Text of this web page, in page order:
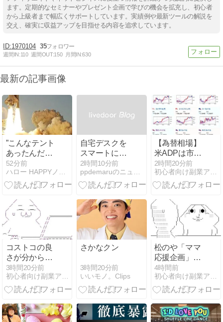
ます。定期的なセミナーやプレゼント企画で学びの機会を拡充し、初心者
から上級者まで幅広くサポートしています。実績例や最新ツールの解説を
交え、確実に収益アップを目指せる内容を追求しています。
1970104 35
週間IN:110 週間OUT:150 月間IN:630
最新の記事画像
”こんなテント
あったんだ！
日本の被災地
で見たことな
いのは、な
52分前
ハロー HAPPYノマドライフ
自宅デスクを
スマートに！
SwitchBot ス
イッチボット
のすすめ
2時間10分前
ppdemaruのニュース
【為替相場】
米ADPは市場
予想をやや下
回るもドル円
に大きな値動
ン情勢はさら
に停戦期待高
まる インフレ
懸念後退で金
上昇
2時間20分前
初心者向け副業アフィリエイト情報館 InfoShop
コストコの良
さが分からん
のやけど
3時間20分前
初心者向け副業アフィリエイト情報館 InfoShop
さかなクン
3時間20分前
いいモノ。Clips
松のや「ママ
応援企画」が
なぜ許されな
い？「窮屈な
世の中」に住
重し合える社
会」は遠ざか
4時間前
初心者向け副業アフィリエイト情報館 InfoShop